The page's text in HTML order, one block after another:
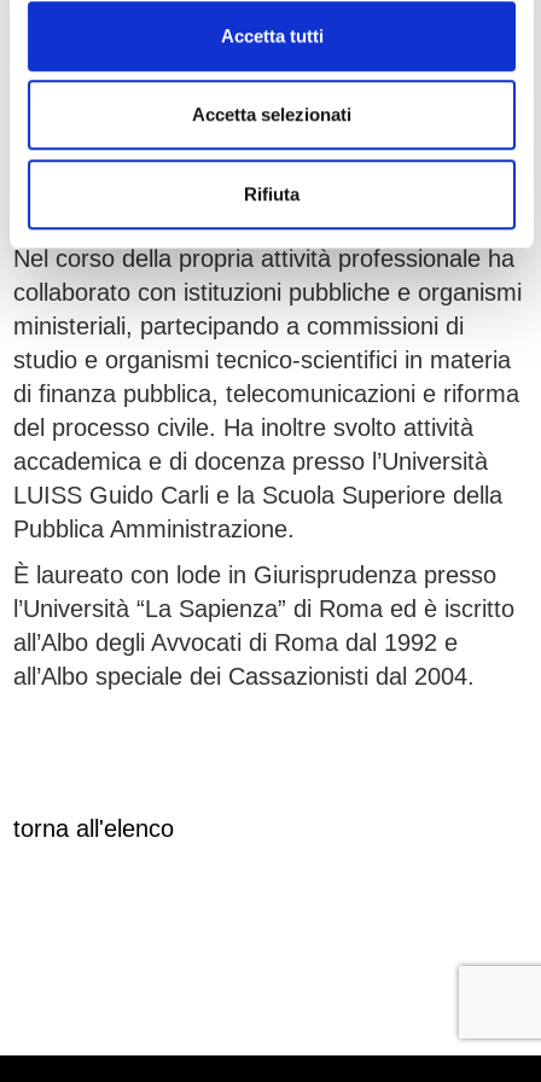
Accetta tutti
Accetta selezionati
Rifiuta
inoltre, membro del Consiglio di
Amministrazione di ENEL e componente del
Comitato per il Controllo Interno della società.
Ha infine ricoperto incarichi di Presidente del
Consiglio di Amministrazione di BancoPosta
Nel corso della propria attività professionale ha
collaborato con istituzioni pubbliche e organismi
ministeriali, partecipando a commissioni di
studio e organismi tecnico-scientifici in materia
di finanza pubblica, telecomunicazioni e riforma
del processo civile. Ha inoltre svolto attività
accademica e di docenza presso l’Università
LUISS Guido Carli e la Scuola Superiore della
Pubblica Amministrazione.
È laureato con lode in Giurisprudenza presso
l’Università “La Sapienza” di Roma ed è iscritto
all’Albo degli Avvocati di Roma dal 1992 e
all’Albo speciale dei Cassazionisti dal 2004.
torna all'elenco